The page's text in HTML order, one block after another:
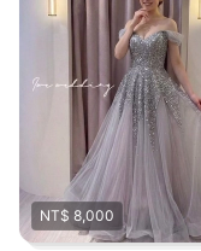
NT$ 8,000